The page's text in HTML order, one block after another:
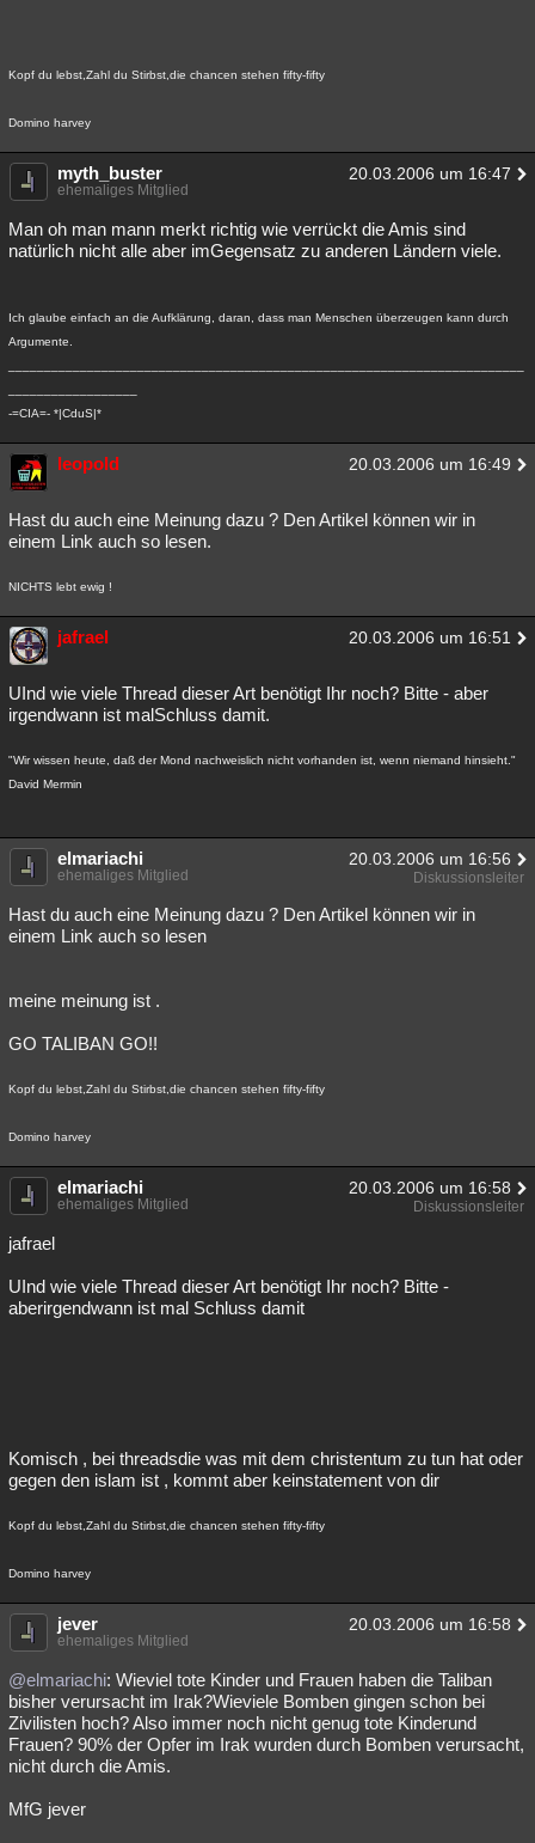
Kopf du lebst,Zahl du Stirbst,die chancen stehen fifty-fifty
Domino harvey
myth_buster 20.03.2006 um 16:47
ehemaliges Mitglied
Man oh man mann merkt richtig wie verrückt die Amis sind
natürlich nicht alle aber imGegensatz zu anderen Ländern viele.
Ich glaube einfach an die Aufklärung, daran, dass man Menschen überzeugen kann durch
Argumente.
-=CIA=- *|CduS|*
leopold 20.03.2006 um 16:49
Hast du auch eine Meinung dazu ? Den Artikel können wir in
einem Link auch so lesen.
NICHTS lebt ewig !
jafrael 20.03.2006 um 16:51
UInd wie viele Thread dieser Art benötigt Ihr noch? Bitte - aber
irgendwann ist malSchluss damit.
"Wir wissen heute, daß der Mond nachweislich nicht vorhanden ist, wenn niemand hinsieht."
David Mermin
elmariachi 20.03.2006 um 16:56
ehemaliges Mitglied Diskussionsleiter
Hast du auch eine Meinung dazu ? Den Artikel können wir in
einem Link auch so lesen
meine meinung ist .
GO TALIBAN GO!!
Kopf du lebst,Zahl du Stirbst,die chancen stehen fifty-fifty
Domino harvey
elmariachi 20.03.2006 um 16:58
ehemaliges Mitglied Diskussionsleiter
jafrael
UInd wie viele Thread dieser Art benötigt Ihr noch? Bitte -
aberirgendwann ist mal Schluss damit
Komisch , bei threadsdie was mit dem christentum zu tun hat oder
gegen den islam ist , kommt aber keinstatement von dir
Kopf du lebst,Zahl du Stirbst,die chancen stehen fifty-fifty
Domino harvey
jever 20.03.2006 um 16:58
ehemaliges Mitglied
@elmariachi: Wieviel tote Kinder und Frauen haben die Taliban
bisher verursacht im Irak?Wieviele Bomben gingen schon bei
Zivilisten hoch? Also immer noch nicht genug tote Kinderund
Frauen? 90% der Opfer im Irak wurden durch Bomben verursacht,
nicht durch die Amis.
MfG jever